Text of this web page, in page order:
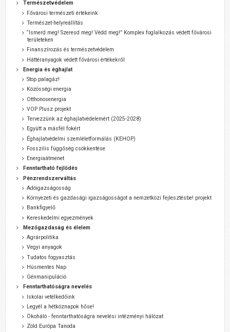
Természetvédelem
Fővárosi természeti értékeink
Természet-helyreállítás
“Ismerd meg! Szeresd meg! Védd meg!” Komplex foglalkozás védett fővárosi
területeken
Finanszírozás és természetvédelem
Háttéranyagok védett fővárosi értékekről
Energia és éghajlat
Stop palagáz!
Közösségi energia
Otthonosenergia
VOP Plusz projekt
Tervezzünk az éghajlatvédelemért (2025-2028)
Együtt a másfél fokért
Éghajlatvédelmi szemléletformálás (KEHOP)
Fosszilis függőség csökkentése
Energiaátmenet
Fenntartható fejlődés
Pénzrendszerváltás
Adóigazságosság
Környezeti és gazdasági igazságosságot a nemzetközi fejlesztésbe! projekt
Bankfigyelő
Kereskedelmi egyezmények
Mezőgazdaság és élelem
Agrárpolitika
Vegyi anyagok
Tudatos fogyasztás
Húsmentes Nap
Génmanipuláció
Fenntarthatóságra nevelés
Iskolai vetélkedőink
Legyél a hétköznapok hőse!
Ökoháló - fenntarthatóságra nevelési intézményi hálózat
Zöld Európa Tanoda